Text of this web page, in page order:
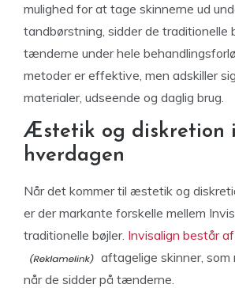
mulighed for at tage skinnerne ud
tandbørstning, sidder de traditionelle
tænderne under hele
metoder er effektive, men adskiller
materialer, udseende og daglig brug.
Æstetik og diskretion i
hverdagen
Når det kommer til æstetik og
er der markante forskelle mellem
traditionelle bøjler. Invisalign består
aftagelige skinner,
når de sidder på tænderne.